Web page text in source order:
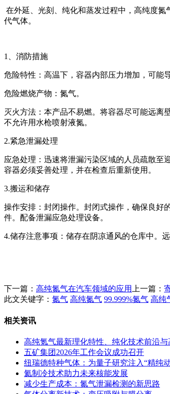
在外延、光刻、纯化和蒸发过程中，高纯度
代气体。
1、消防措施
危险特性：高温下，容器内部压力增加，可能
危险燃烧产物：氮气。
灭火方法：本产品不易燃。将容器尽可能远离
不允许用水枪喷射液氮。
2.紧急泄漏处理
应急处理：迅速将泄漏污染区域的人员疏散至
容器必须妥善处理，并在检查后重新使用。
3.搬运和储存
操作安排：封闭操作。封闭式操作，确保良好
件。配备泄漏应急处理设备。
4.储存注意事项：储存在阴凉通风的仓库中。
下一篇： 高纯氮气在汽车领域的应用 上一篇：
此文关键字： 氮气 高纯氮气 99.999%氮气 高纯
相关资讯
高纯氪气最新理化特性、纯化技术前沿
五矿集团2026年工作会议成功召开
纽瑞德特种气体：为量子研究注入“精纯
氦制冷技术助力未来核能发展
减少生产成本：氮气泄漏检测的新思路